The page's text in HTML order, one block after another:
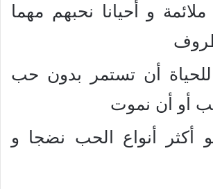
و أحيانا نحبهم مهما
أن تستمر بدون حب
أو أن نموت
أكثر أنواع الحب نضجا و